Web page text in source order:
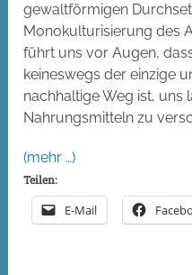
gewaltförmigen
Monokulturisierung des
führt uns vor Augen,
keineswegs der einzige
nachhaltige Weg ist, uns
Nahrungsmitteln zu
(mehr …)
Teilen:
E-Mail